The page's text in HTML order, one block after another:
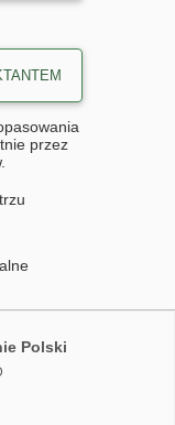
przez
Polski